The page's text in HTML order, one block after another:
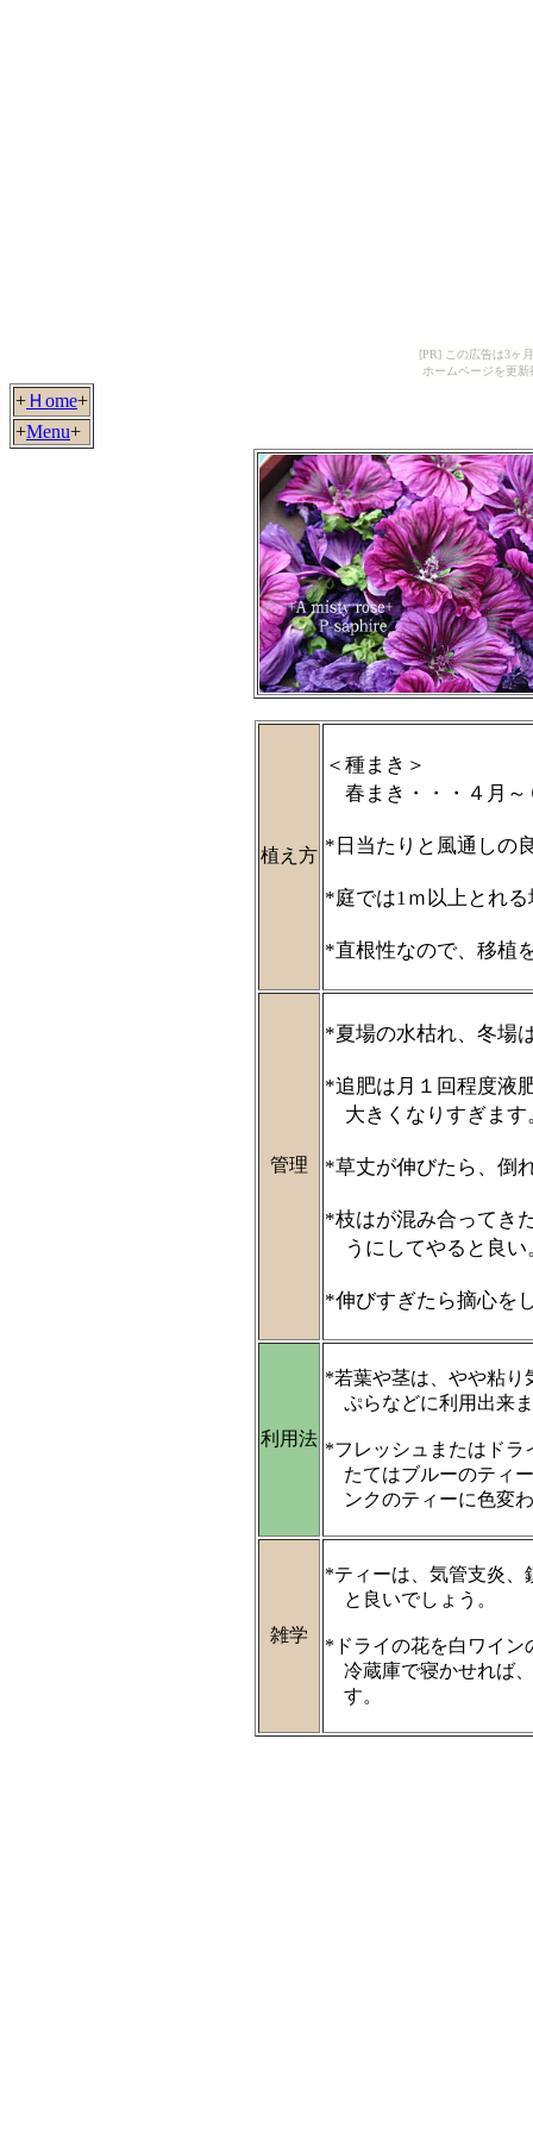
[PR] この広告は3ヶ
ホームページを更
+ Ｈome+
+Menu+
植え方
＜種まき＞
春まき・・・４月
*日当たりと風通しの
*庭では1ｍ以上とれ
*直根性なので、移植
管理
*夏場の水枯れ、冬場
*追肥は月１回程度液
大きくなりすぎます
*草丈が伸びたら、倒
*枝はが混み合ってき
うにしてやると良い
*伸びすぎたら摘心を
利用法
*若葉や茎は、やや粘り
ぷらなどに利用出来
*フレッシュまたはドラ
たてはブルーのティ
ンクのティーに色変
雑学
*ティーは、気管支炎、
と良いでしょう。
*ドライの花を白ワイン
冷蔵庫で寝かせれば
す。